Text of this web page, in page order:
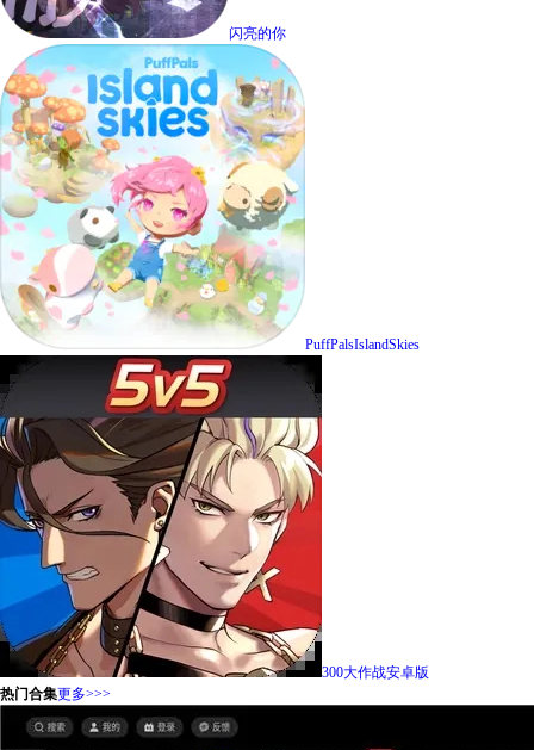
闪亮的你
PuffPalsIslandSkies
300大作战安卓版
热门合集更多>>>